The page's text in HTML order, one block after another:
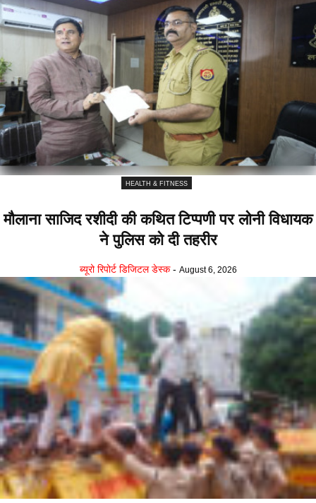
HEALTH & FITNESS
मौलाना साजिद रशीदी की कथित टिप्पणी पर लोनी विधायक
ने पुलिस काे दी तहरीर
ब्यूरो रिपोर्ट डिजिटल डेस्क - August 6, 2026